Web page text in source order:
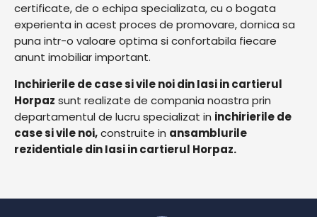
certificate, de o echipa specializata, cu o bogata
experienta in acest proces de promovare, dornica sa
puna intr-o valoare optima si confortabila fiecare
anunt imobiliar important.
Inchirierile de case si vile noi din Iasi in cartierul
Horpaz sunt realizate de compania noastra prin
departamentul de lucru specializat in inchirierile de
case si vile noi,construite in ansamblurile
rezidentiale din Iasi in cartierul Horpaz.